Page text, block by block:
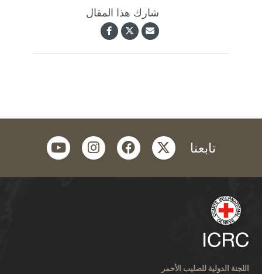
شارك هذا المقال
تابعنا twitter
facebook
instagram
youtube
اللجنة الدولية للصليب الأحمر